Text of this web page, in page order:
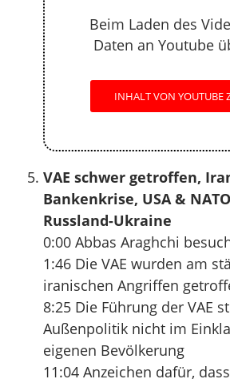
Beim Laden des
Daten an Youtube
INHALT VON YOUTUBE
VAE schwer getroffen,
Bankenkrise, USA &
Russland-Ukraine
0:00 Abbas Araghchi
1:46 Die VAE wurden am
iranischen Angriffen
8:25 Die Führung der VAE
Außenpolitik nicht im
eigenen Bevölkerung
11:04 Anzeichen dafür,